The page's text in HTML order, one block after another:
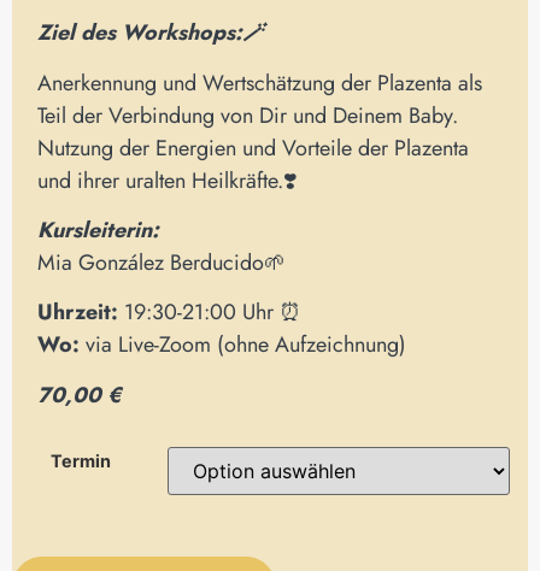
Ziel des Workshops:🪄
Anerkennung und Wertschätzung der Plazenta als
Teil der Verbindung von Dir und Deinem Baby.
Nutzung der Energien und Vorteile der Plazenta
und ihrer uralten Heilkräfte.❣️
Kursleiterin:
Mia González Berducido🌱
Uhrzeit: 19:30-21:00 Uhr ⏰
Wo: via Live-Zoom (ohne Aufzeichnung)
70,00 €
Termin